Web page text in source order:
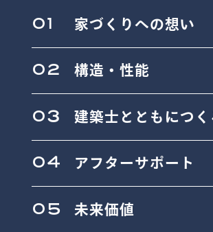
01 家づくりへの想い
02 構造・性能
03 建築士とともにつく
04 アフターサポート
05 未来価値